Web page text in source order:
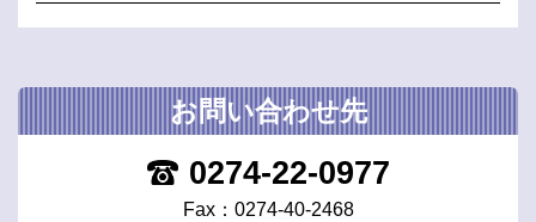
お問い合わせ先
0274-22-0977
Fax：0274-40-2468